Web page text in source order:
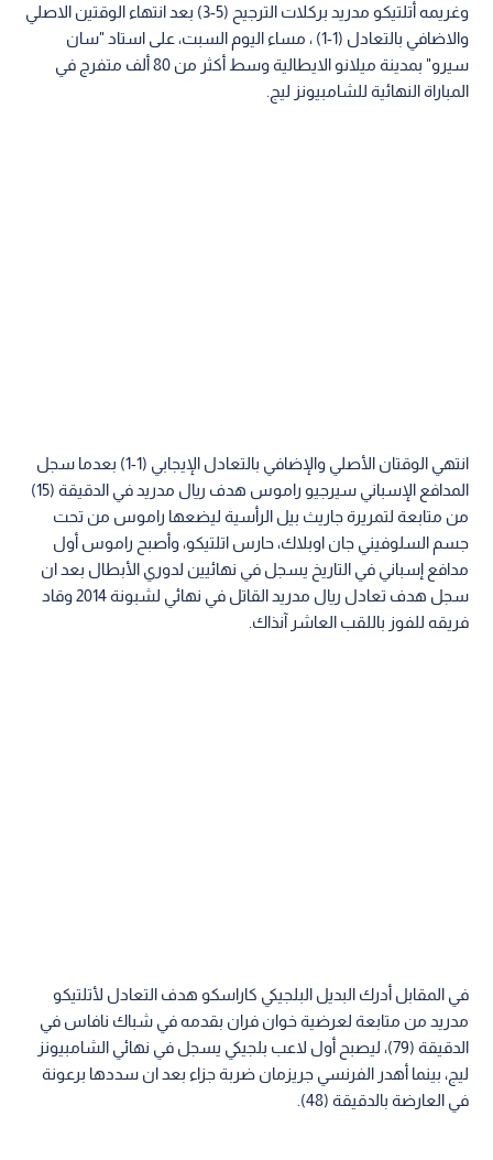
وغريمه أتلتيكو مدريد بركلات الترجيح (5-3) بعد انتهاء الوقتين الاصلي
والاضافي بالتعادل (1-1) ، مساء اليوم السبت، على استاد "سان
سيرو" بمدينة ميلانو الايطالية وسط أكثر من 80 ألف متفرج في
المباراة النهائية للشامبيونز ليج.
انتهي الوقتان الأصلي والإضافي بالتعادل الإيجابي (1-1) بعدما سجل
المدافع الإسباني سيرجيو راموس هدف ريال مدريد في الدقيقة (15)
من متابعة لتمريرة جاريث بيل الرأسية ليضعها راموس من تحت
جسم السلوفيني جان اوبلاك، حارس اتلتيكو، وأصبح راموس أول
مدافع إسباني في التاريخ يسجل في نهائيين لدوري الأبطال بعد ان
سجل هدف تعادل ريال مدريد القاتل في نهائي لشبونة 2014 وقاد
فريقه للفوز باللقب العاشر آنذاك.
في المقابل أدرك البديل البلجيكي كاراسكو هدف التعادل لأتلتيكو
مدريد من متابعة لعرضية خوان فران بقدمه في شباك نافاس في
الدقيقة (79)، ليصبح أول لاعب بلجيكي يسجل في نهائي الشامبيونز
ليج، بينما أهدر الفرنسي جريزمان ضربة جزاء بعد ان سددها برعونة
في العارضة بالدقيقة (48).